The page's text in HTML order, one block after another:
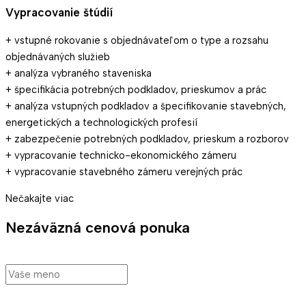
Vypracovanie štúdií
+ vstupné rokovanie s objednávateľom o type a rozsahu
objednávaných služieb
+ analýza vybraného staveniska
+ špecifikácia potrebných podkladov, prieskumov a prác
+ analýza vstupných podkladov a špecifikovanie stavebných,
energetických a technologických profesií
+ zabezpečenie potrebných podkladov, prieskum a rozborov
+ vypracovanie technicko-ekonomického zámeru
+ vypracovanie stavebného zámeru verejných prác
Nečakajte viac
Nezáväzná cenová ponuka